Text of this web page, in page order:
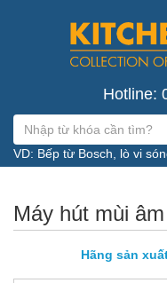
Hotline:
VD: Bếp từ Bosch, lò vi
Máy hút mùi
Hãng sản